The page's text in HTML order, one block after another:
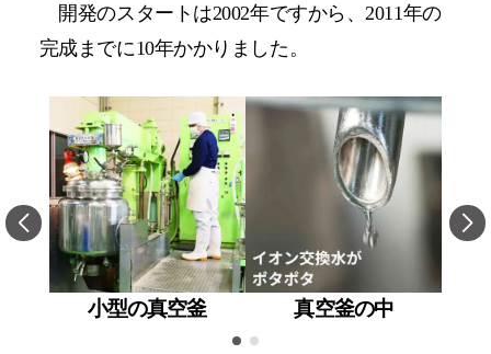
開発のスタートは2002年ですから、2011年の
完成までに10年かかりました。
小型の真空釜 真空釜の中